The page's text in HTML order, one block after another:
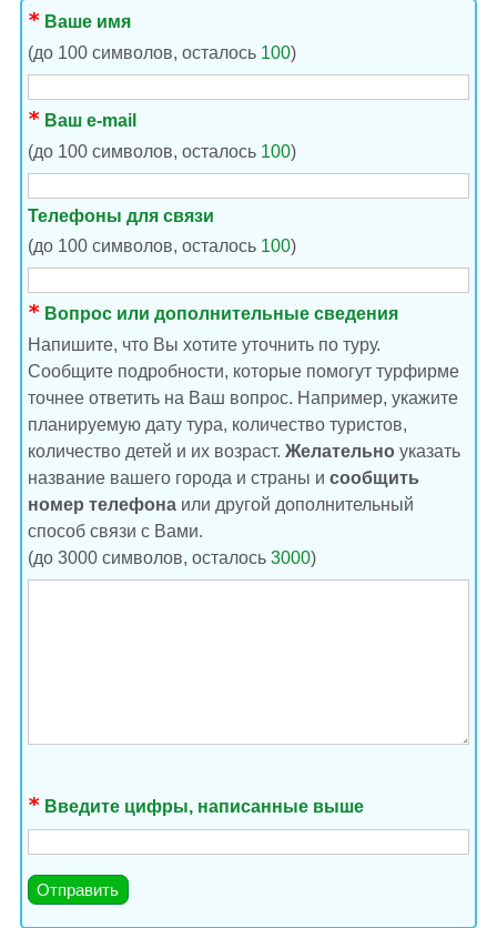
Ваше имя
(до 100 символов, осталось 100)
Ваш e-mail
(до 100 символов, осталось 100)
Телефоны для связи
(до 100 символов, осталось 100)
Вопрос или дополнительные сведения
Напишите, что Вы хотите уточнить по туру.
Сообщите подробности, которые помогут турфирме
точнее ответить на Ваш вопрос. Например, укажите
планируемую дату тура, количество туристов,
количество детей и их возраст. Желательно указать
название вашего города и страны и сообщить
номер телефона или другой дополнительный
способ связи с Вами.
(до 3000 символов, осталось 3000)
Введите цифры, написанные выше